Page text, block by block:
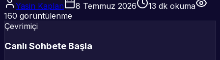
Yasin Kaplan 8 Temmuz 2026 13 dk okuma
160 görüntülenme
Çevrimiçi
Canlı Sohbete Başla